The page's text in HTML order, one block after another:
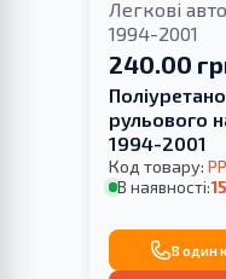
Легкові
1994-2001
240.00
рульового
1994-2001
Код товару:
В наявності:
В один